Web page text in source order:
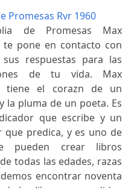
Promesas Rvr 1960
de Promesas Max
te pone en contacto con
respuestas para las
de tu vida. Max
tiene el corazn de un
la pluma de un poeta. Es
que escribe y un
que predica, y es uno de
pueden crear libros
todas las edades, razas
encontrar noventa